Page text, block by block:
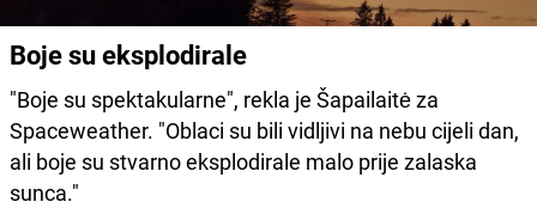
Boje su eksplodirale
"Boje su spektakularne", rekla je Šapailaitė za
Spaceweather. "Oblaci su bili vidljivi na nebu cijeli dan,
ali boje su stvarno eksplodirale malo prije zalaska
sunca."